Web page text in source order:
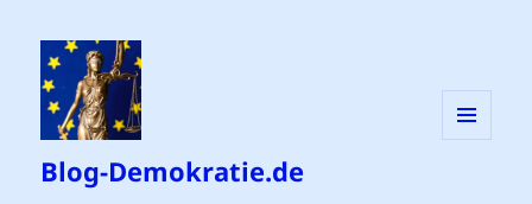
Blog-Demokratie.de